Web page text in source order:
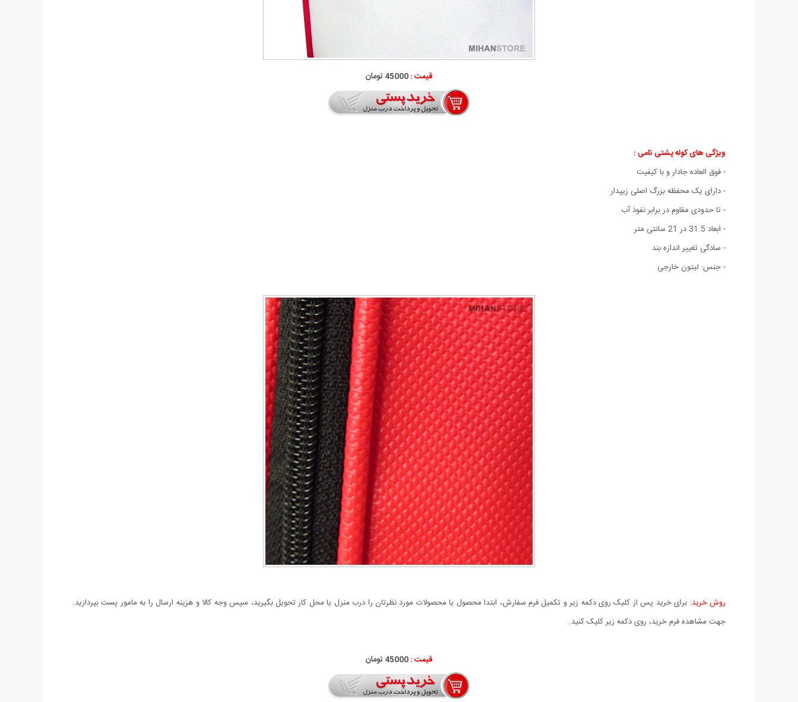
قیمت :45000 تومان
ویژگی های کوله پشتی تامی :
- فوق العاده جادار و با کیفیت
- دارای یک محفظه بزرگ اصلی زیپدار
- تا حدودی مقاوم در برابر نفوذ آب
- ابعاد 31.5 در 21 سانتی متر
- سادگی تغییر اندازه بند
- جنس: لیتون خارجی
روش خرید: برای خرید پس از کلیک روی دکمه زیر و تکمیل فرم سفارش، ابتدا محصول یا محصولات مورد نظرتان را درب منزل یا محل کار تحویل بگیرید، سپس وجه کالا و هزینه ارسال را به مامور پست بپردازید.
جهت مشاهده فرم خرید، روی دکمه زیر کلیک کنید.
قیمت :45000 تومان